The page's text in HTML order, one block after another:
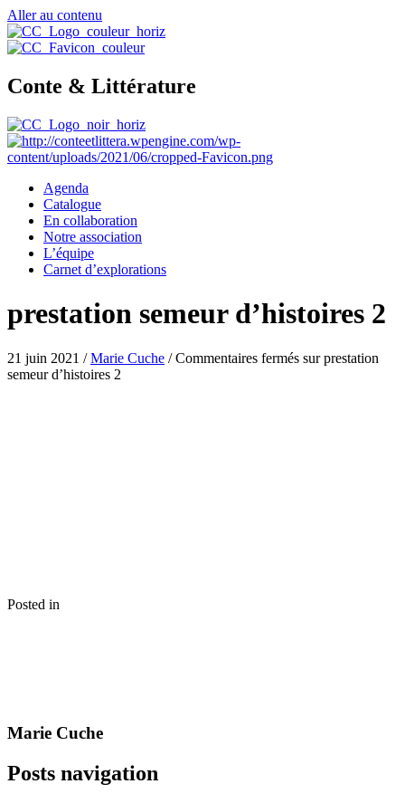
Aller au contenu
Conte & Littérature
Agenda
Catalogue
En collaboration
Notre association
L’équipe
Carnet d’explorations
prestation semeur d’histoires 2
21 juin 2021 /Marie Cuche /Commentaires fermés sur prestation
semeur d’histoires 2
Posted in
Marie Cuche
Posts navigation